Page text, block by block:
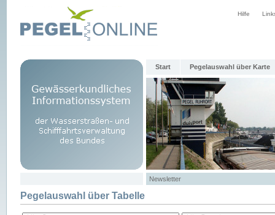
Hilfe
Start Pegelauswahl über Karte
Newsletter
Pegelauswahl über Tabelle